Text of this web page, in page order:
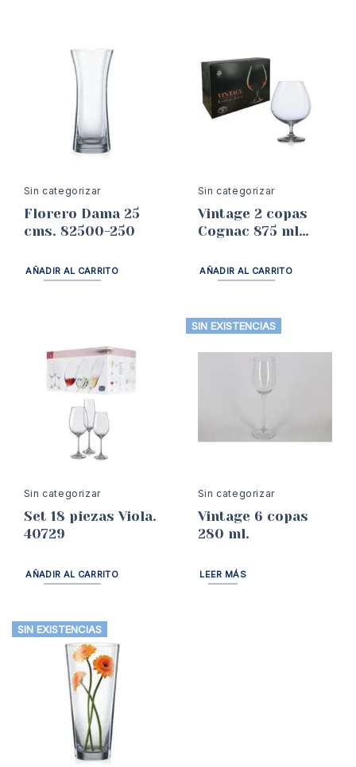
Sin categorizar
Florero Dama 25
cms. 82500-250
AÑADIR AL CARRITO
Sin categorizar
Vintage 2 copas
Cognac 875 ml
AÑADIR AL CARRITO
Sin categorizar
Set 18 piezas Viola.
40729
AÑADIR AL CARRITO
SIN EXISTENCIAS
Sin categorizar
Vintage 6 copas
280 ml.
LEER MÁS
SIN EXISTENCIAS